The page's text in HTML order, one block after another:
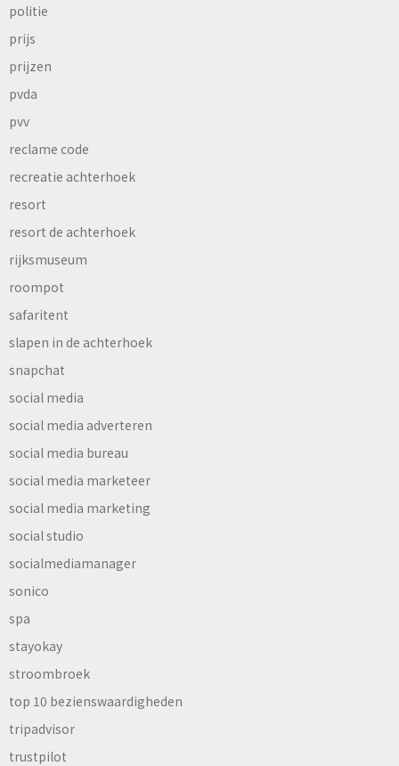
politie
prijs
prijzen
pvda
pvv
reclame code
recreatie achterhoek
resort
resort de achterhoek
rijksmuseum
roompot
safaritent
slapen in de achterhoek
snapchat
social media
social media adverteren
social media bureau
social media marketeer
social media marketing
social studio
socialmediamanager
sonico
spa
stayokay
stroombroek
top 10 bezienswaardigheden
tripadvisor
trustpilot